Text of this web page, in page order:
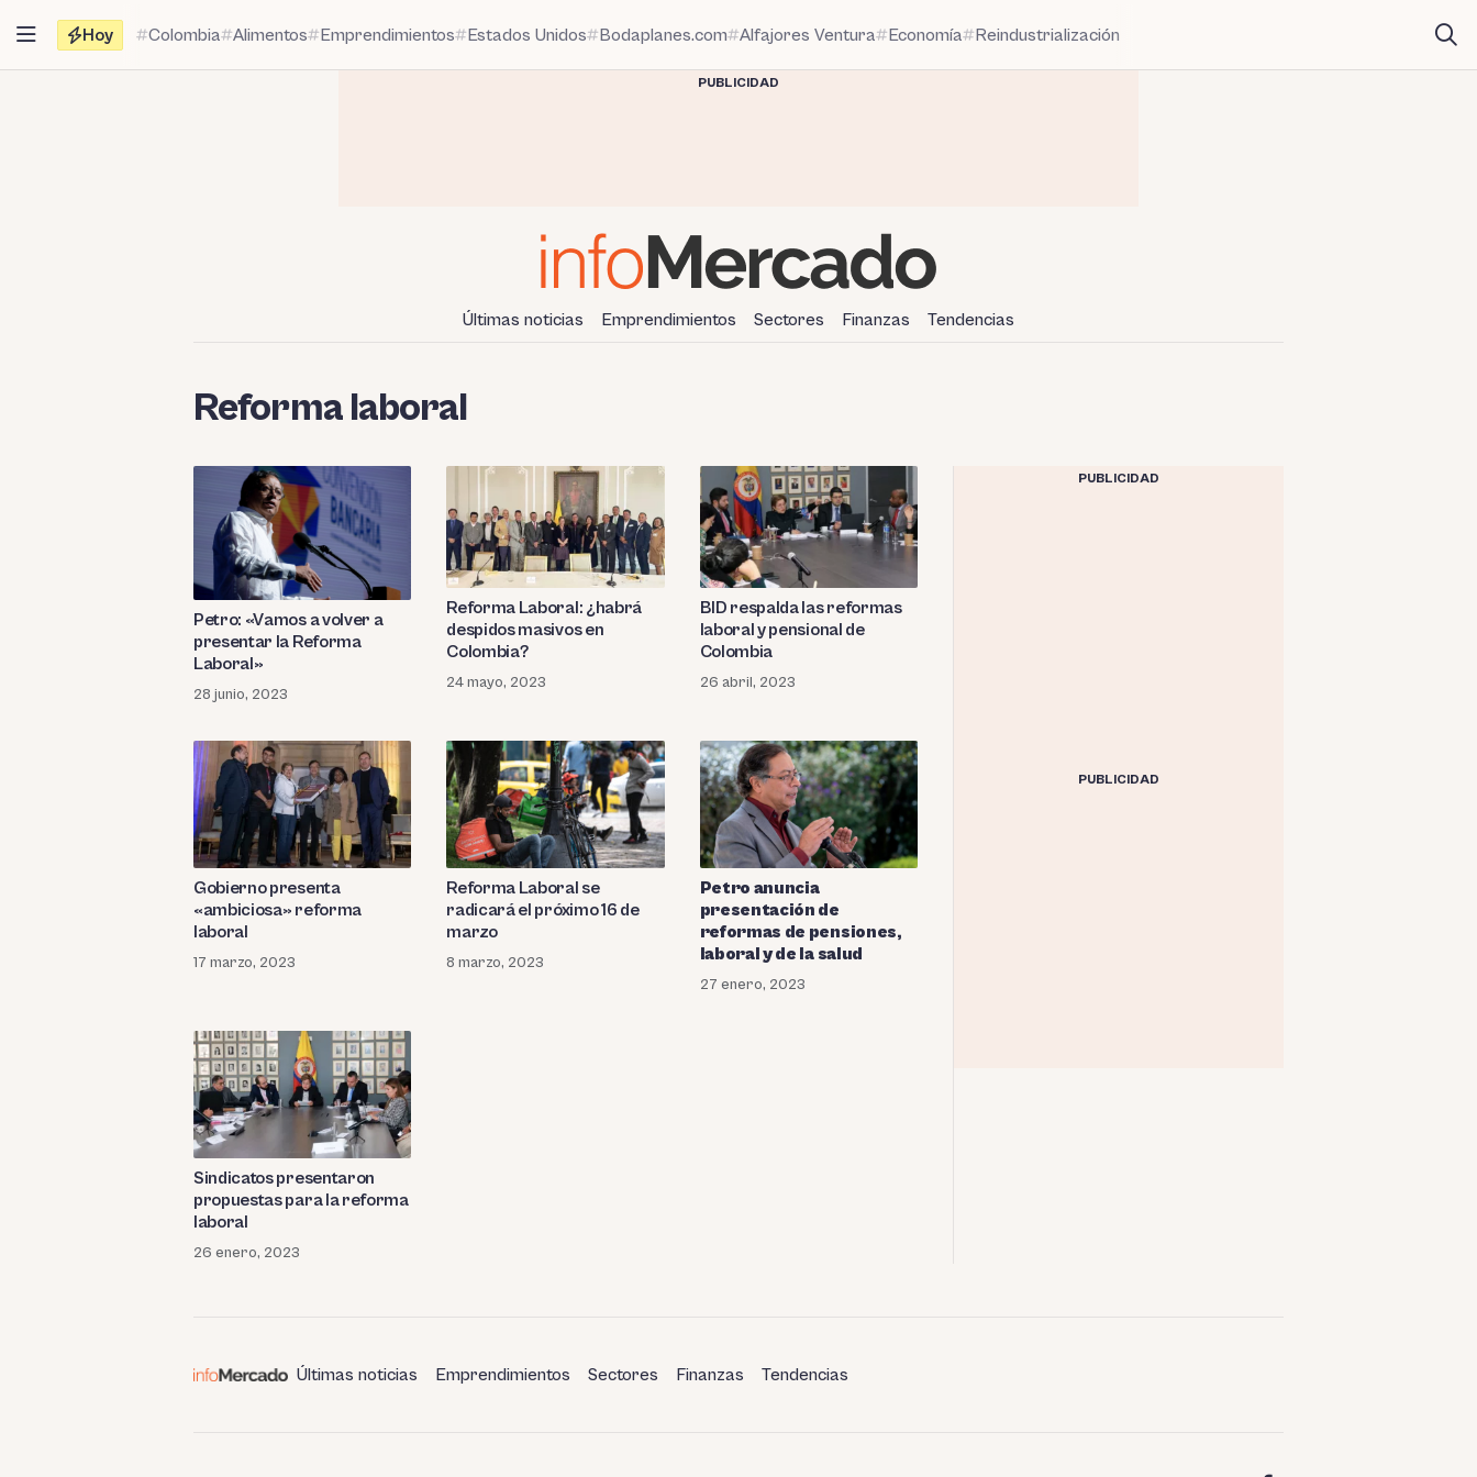
contenido
Hoy Colombia Alimentos Emprendimientos Estados Unidos Bodaplanes.com Alfajores Ventura Economía Reindustrialización
PUBLICIDAD
Últimas noticias Emprendimientos Sectores Finanzas Tendencias
Reforma laboral
Petro: «Vamos a volver a
presentar la Reforma
Laboral»
28 junio, 2023
Reforma Laboral: ¿habrá
despidos masivos en
Colombia?
24 mayo, 2023
BID respalda las reformas
laboral y pensional de
Colombia
26 abril, 2023
Gobierno presenta
«ambiciosa» reforma
laboral
17 marzo, 2023
Reforma Laboral se
radicará el próximo 16 de
marzo
8 marzo, 2023
Petro anuncia
presentación de
reformas de pensiones,
laboral y de la salud
27 enero, 2023
Sindicatos presentaron
propuestas para la reforma
laboral
26 enero, 2023
PUBLICIDAD
PUBLICIDAD
Últimas noticias Emprendimientos Sectores Finanzas Tendencias